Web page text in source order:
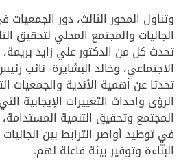
وتناول المحور الثالث، دور الجمعيات
الجاليات والمجتمع المحلي لتحقيق
تحدث كل من الدكتور علي زايد
الاجتماعي، وخالد البشايرة- نائب
تحدثا عن أهمية الأندية والجمعيات
الرؤى واحداث التغييرات الإيجابية
المجتمع وتحقيق التنمية
في توطيد أواصر الترابط بين
البنّاءة وتوفير بيئة فاعلة لهم.